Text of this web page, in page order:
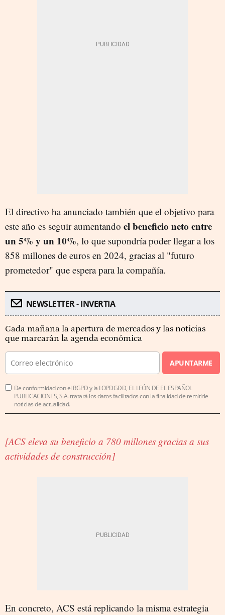
El directivo ha anunciado también que el objetivo para
este año es seguir aumentando el beneficio neto entre
un 5% y un 10%, lo que supondría poder llegar a los
858 millones de euros en 2024, gracias al "futuro
prometedor" que espera para la compañía.
NEWSLETTER - INVERTIA
Cada mañana la apertura de mercados y las noticias
que marcarán la agenda económica
APUNTARME
De conformidad con el RGPD y la LOPDGDD, EL LEÓN DE EL ESPAÑOL
PUBLICACIONES, S.A. tratará los datos facilitados con la finalidad de remitirle
noticias de actualidad.
[ACS eleva su beneficio a 780 millones gracias a sus
actividades de construcción]
En concreto, ACS está replicando la misma estrategia